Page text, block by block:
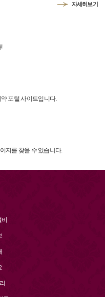
자세히보기
포털 사이트입니다.
지를 찾을 수 있습니다.